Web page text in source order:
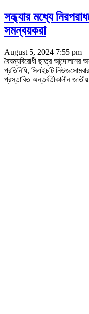
সন্ধ্যার মধ্যে
সমন্বয়করা
August 5, 2024 7:55 pm
বৈষম্যবিরোধী ছাত্র আন্দোলনের
প্রতিনিধি, সিএইচটি
প্রস্তাবিত অন্তর্বর্তীকালীন